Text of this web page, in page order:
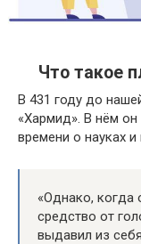
Что такое
В 431 году до
«Хармид». В нём
времени о науках и
«Однако, когда
средство от
выдавил из